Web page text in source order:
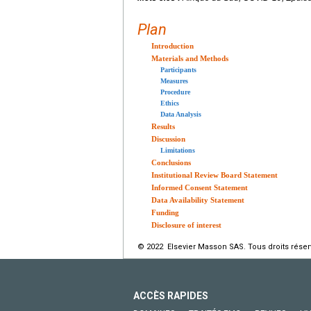
Plan
Introduction
Materials and Methods
Participants
Measures
Procedure
Ethics
Data Analysis
Results
Discussion
Limitations
Conclusions
Institutional Review Board Statement
Informed Consent Statement
Data Availability Statement
Funding
Disclosure of interest
© 2022 Elsevier Masson SAS. Tous droits
ACCÈS RAPIDES